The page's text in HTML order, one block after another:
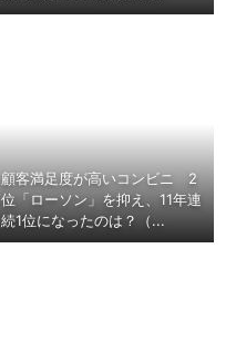
顧客満足度が高いコンビニ 2
位「ローソン」を抑え、11年連
続1位になったのは？（...